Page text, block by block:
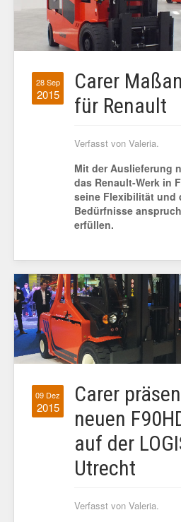
28 Sep
2015
Carer
für Renault
Verfasst von Valeria.
Mit der Auslieferung
das Renault-Werk in
seine Flexibilität und
Bedürfnisse
erfüllen.
09 Dez
2015
Carer
neuen
auf der
Utrecht
Verfasst von Valeria.